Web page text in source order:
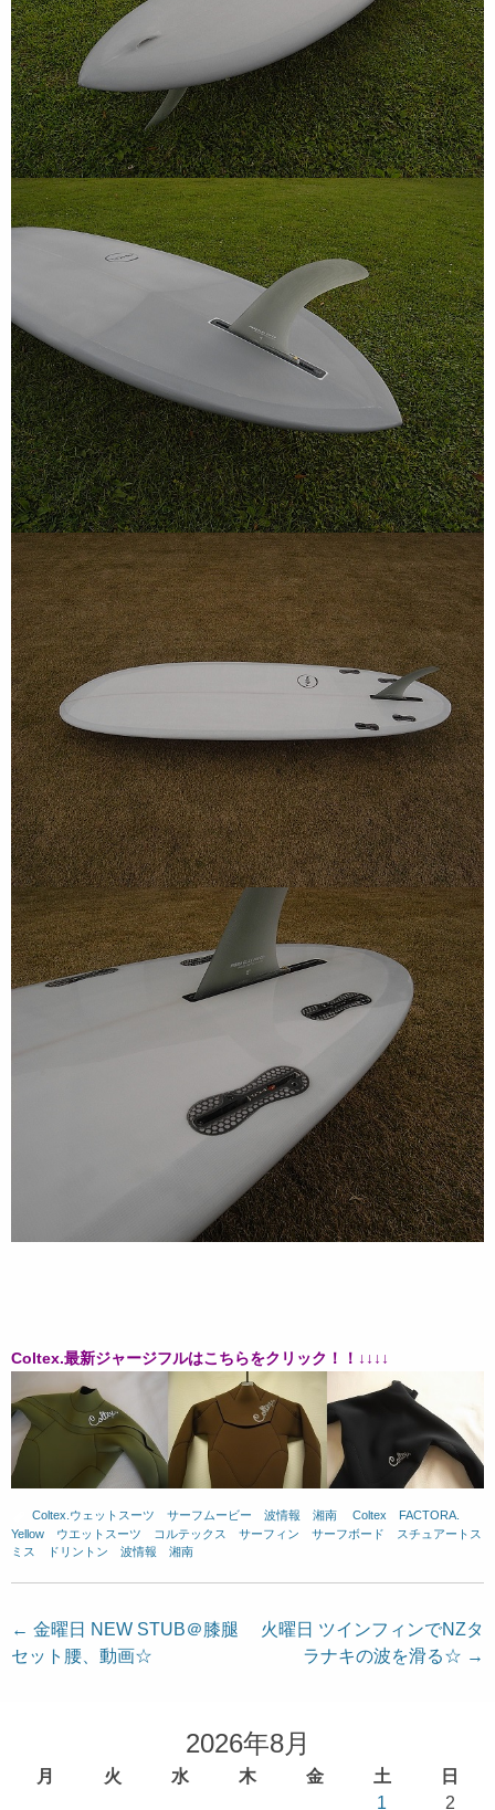
Coltex.最新ジャージフルはこちらをクリック！！↓↓↓↓
Coltex.ウェットスーツ サーフムービー 波情報 湘南 Coltex FACTORA.
Yellow
ウエットスーツ コルテックス サーフィン サーフボード
スチュアートス
ミス
ドリントン 波情報 湘南
投
稿
← 金曜日 NEW STUB＠膝腿
セット腰、動画☆
火曜日 ツインフィンでNZタ
ラナキの波を滑る☆ →
2026年8月
月 火 水 木 金 土
日
1
2